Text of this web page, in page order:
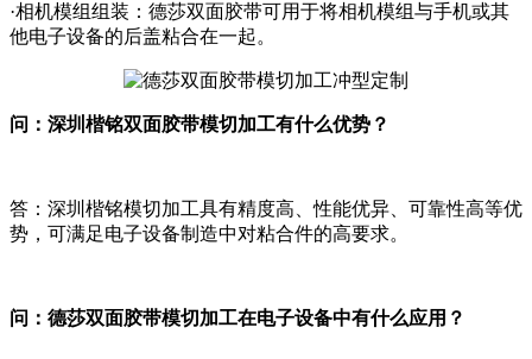
·相机模组组装：德莎双面胶带可用于将相机模组与手机或其
他电子设备的后盖粘合在一起。
问：深圳楷铭双面胶带模切加工有什么优势？
答：深圳楷铭模切加工具有精度高、性能优异、可靠性高等优
势，可满足电子设备制造中对粘合件的高要求。
问：德莎双面胶带模切加工在电子设备中有什么应用？